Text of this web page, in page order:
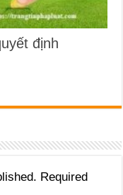
định
Required